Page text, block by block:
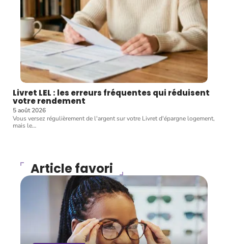
Livret LEL : les erreurs fréquentes qui réduisent
votre rendement
5 août 2026
Vous versez régulièrement de l'argent sur votre Livret d'épargne logement,
mais le…
Article favori